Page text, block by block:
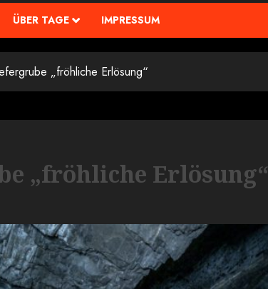
ÜBER TAGE IMPRESSUM
„fröhliche Erlösung“
„fröhliche Erlösung“